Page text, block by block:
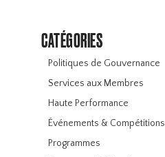
CATÉGORIES
Politiques de Gouvernance
Services aux Membres
Haute Performance
Événements & Compétitions
Programmes